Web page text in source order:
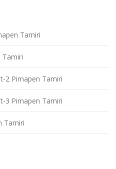
Tamiri
Tamiri
2 Pimapen Tamiri
3 Pimapen Tamiri
Tamiri